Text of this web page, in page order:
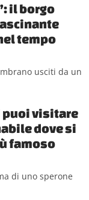
il borgo
tempo
usciti da un
puoi visitare
dove si
famoso
di uno sperone